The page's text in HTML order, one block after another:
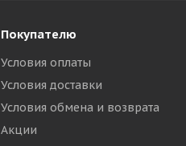
Покупателю
Условия оплаты
Условия доставки
Условия обмена и возврата
Акции